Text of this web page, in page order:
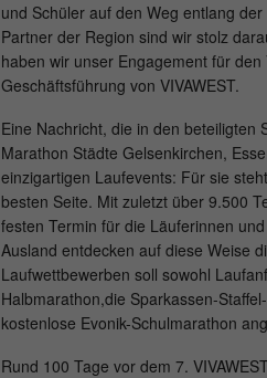
und Schüler auf den Weg entlang
Partner der Region sind wir stolz
haben wir unser Engagement für
Geschäftsführung von VIVAWEST.
Eine Nachricht, die in den beteiligten
Marathon Städte Gelsenkirchen,
einzigartigen Laufevents: Für sie
besten Seite. Mit zuletzt über 9.500
festen Termin für die Läuferinnen
Ausland entdecken auf diese Weise
Laufwettbewerben soll sowohl
Halbmarathon,die Sparkassen-
kostenlose Evonik-Schulmarathon
Rund 100 Tage vor dem 7.